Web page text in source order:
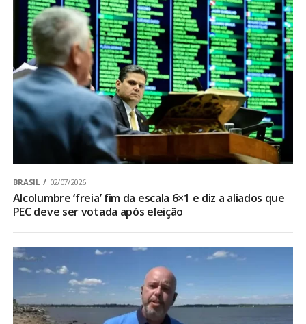
BRASIL 02/07/2026
Alcolumbre ‘freia’ fim da escala 6×1 e diz a aliados que
PEC deve ser votada após eleição